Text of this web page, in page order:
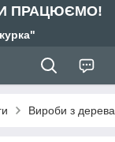
ПРАЦЮЄМО!
Вироби з дерева